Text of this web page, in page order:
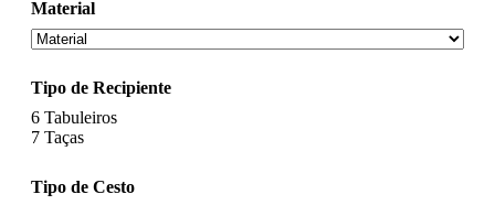
Material
Tipo de Recipiente
6 Tabuleiros
7 Taças
Tipo de Cesto